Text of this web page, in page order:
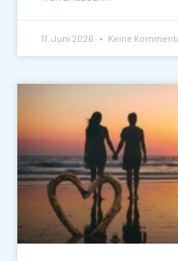
11. Juni 2026 Keine